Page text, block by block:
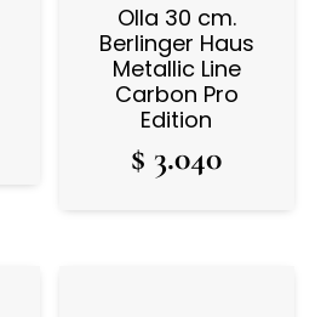
Olla 30 cm.
Berlinger Haus
Metallic Line
Carbon Pro
Edition
$ 3.040